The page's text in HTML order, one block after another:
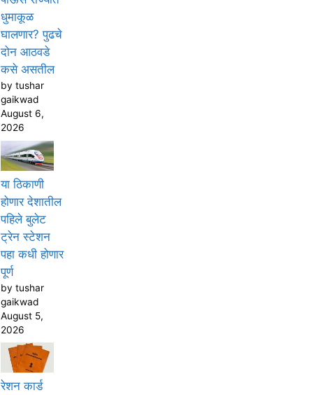
धुमाकूळ
घालणार? पुढचे
दोन आठवडे
कसे असतील
by tushar
gaikwad
August 6,
2026
या ठिकाणी
होणार देशातील
पहिले बुलेट
ट्रेन स्टेशन
पहा कधी होणार
पूर्ण
by tushar
gaikwad
August 5,
2026
रेशन कार्ड